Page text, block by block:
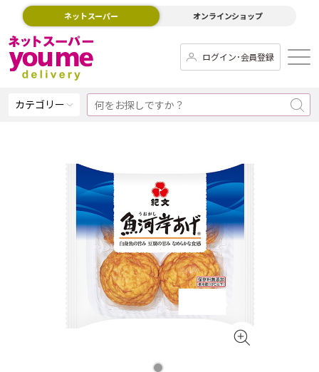
ネットスーパー オンラインショップ
ログイン･会員登録
カテゴリー